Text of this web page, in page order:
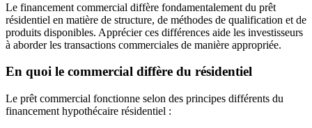
Le financement commercial diffère fondamentalement du prêt
résidentiel en matière de structure, de méthodes de qualification et de
produits disponibles. Apprécier ces différences aide les investisseurs
à aborder les transactions commerciales de manière appropriée.
En quoi le commercial diffère du résidentiel
Le prêt commercial fonctionne selon des principes différents du
financement hypothécaire résidentiel :